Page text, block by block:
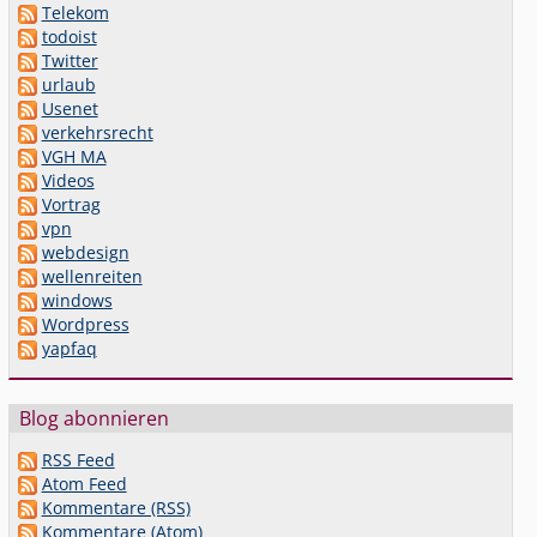
Telekom
todoist
Twitter
urlaub
Usenet
verkehrsrecht
VGH MA
Videos
Vortrag
vpn
webdesign
wellenreiten
windows
Wordpress
yapfaq
Blog abonnieren
RSS Feed
Atom Feed
Kommentare (RSS)
Kommentare (Atom)